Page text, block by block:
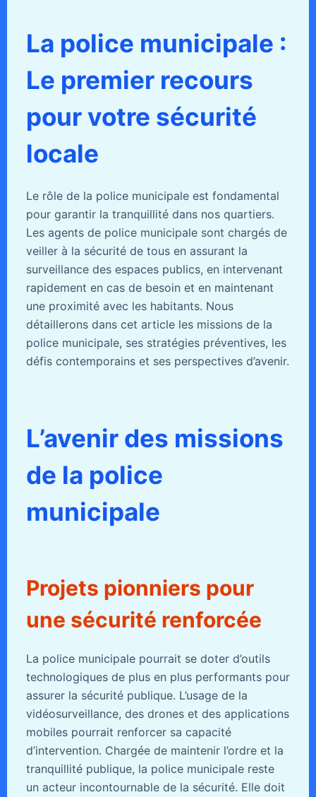
La police municipale :
Le premier recours
pour votre sécurité
locale
Le rôle de la police municipale est fondamental
pour garantir la tranquillité dans nos quartiers.
Les agents de police municipale sont chargés de
veiller à la sécurité de tous en assurant la
surveillance des espaces publics, en intervenant
rapidement en cas de besoin et en maintenant
une proximité avec les habitants. Nous
détaillerons dans cet article les missions de la
police municipale, ses stratégies préventives, les
défis contemporains et ses perspectives d’avenir.
L’avenir des missions
de la police
municipale
Projets pionniers pour
une sécurité renforcée
La police municipale pourrait se doter d’outils
technologiques de plus en plus performants pour
assurer la sécurité publique. L’usage de la
vidéosurveillance, des drones et des applications
mobiles pourrait renforcer sa capacité
d’intervention. Chargée de maintenir l’ordre et la
tranquillité publique, la police municipale reste
un acteur incontournable de la sécurité. Elle doit